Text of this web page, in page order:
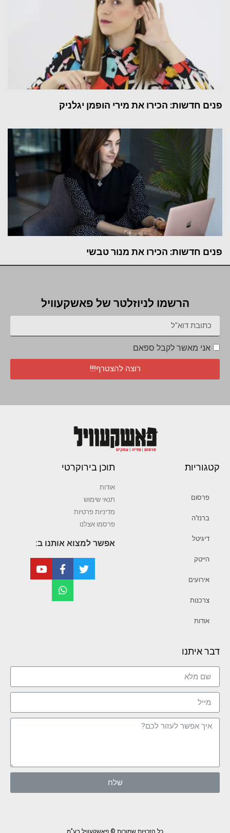
פנים חדשות: הכירו את מירי הופמן יגלניק
פנים חדשות: הכירו את מנור טבשי
הרשמו לניוזלטר של פאשקעוויל
אני מאשר לקבל ספאם
רוצה להצטרף!!!
קטגוריות
פרסום
ברנז’ה
דיגיטל
הייטק
אירועים
צרכנות
אודות
תוכן בירוקרטי
אודות
תנאי שימוש
מדיניות פרטיות
פרסמו אצלנו
אפשר למצוא אותנו ב:
דבר איתנו
שלח
כל הזכויות שמורות © פאשקעוויל בע"מ